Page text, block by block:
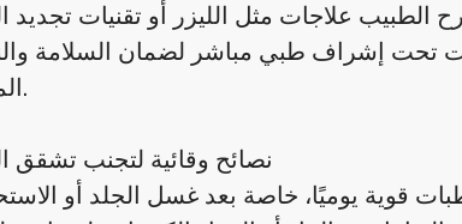
الطبيب علاجات مثل الليزر أو تقنيات تجديد
تحت إشراف طبي مباشر لضمان السلامة
المثلى.
نصائح وقائية لتجنب تشقق